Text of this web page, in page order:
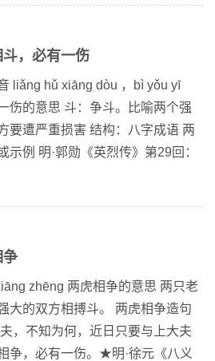
，必有一伤
liǎng hǔ xiāng dòu ，bì yǒu yī
伤的意思 斗：争斗。比喻两个强
要遭严重损害 结构：八字成语 两
示例 明·郭勋《英烈传》第29回：
争
zhēng 两虎相争的意思 两只老
大的双方相搏斗。 两虎相争造句
，不知为何，近日只要与上大夫
争，必有一伤。★明·徐元《八义